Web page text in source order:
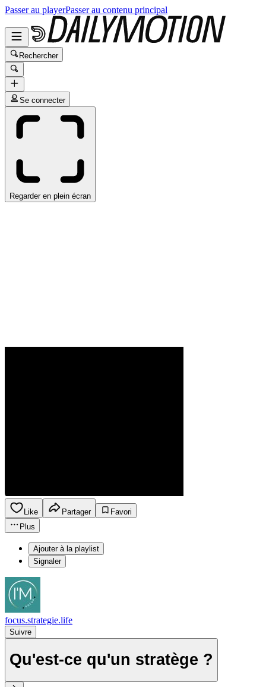
Passer au playerPasser au contenu principal
Rechercher
Se connecter
Regarder en plein écran
Like Partager
Favori
Plus
Ajouter à la playlist
Signaler
focus.strategie.life
Suivre
Qu'est-ce qu'un stratège ?